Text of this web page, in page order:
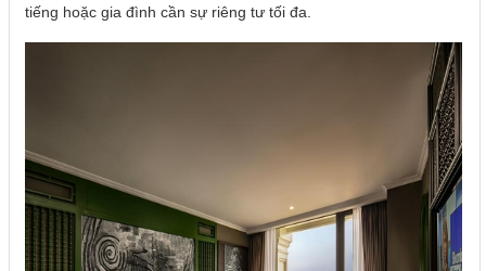
tiếng hoặc gia đình cần sự riêng tư tối đa.